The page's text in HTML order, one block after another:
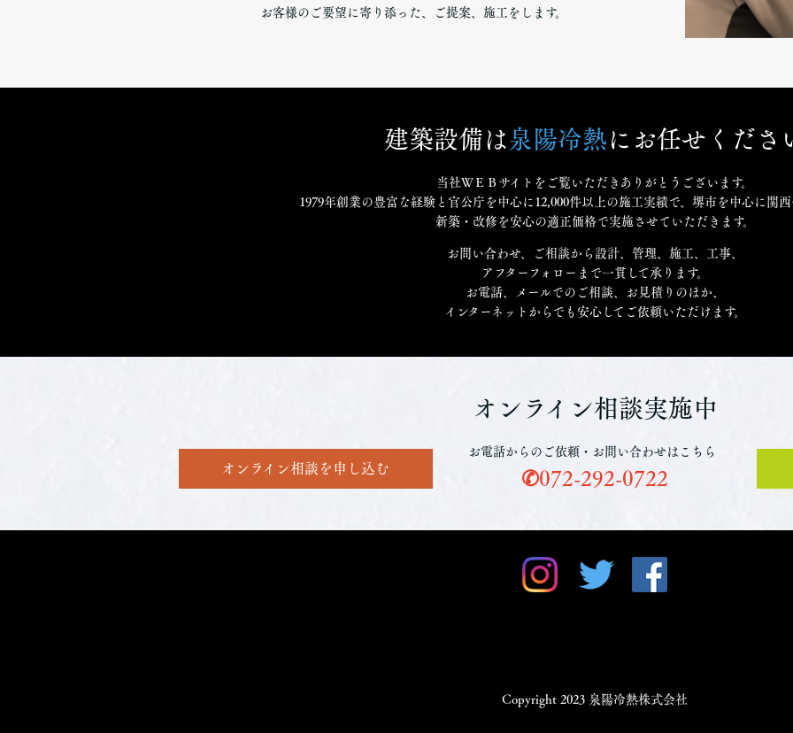
お客様のご要望に寄り添った、ご提案、施工をします。
建築設備は泉陽冷熱 にお任せくださ
当社ＷＥＢサイトをご覧いただきありがとうございます。
1979年創業の豊富な経験と官公庁を中心に12,000件以上の施工実績で、堺市を中心に関
新築・改修を安心の適正価格で実施させていただきます。
お問い合わせ、ご相談から設計、管理、施工、工事、
アフターフォローまで一貫して承ります。
お電話、メールでのご相談、お見積りのほか、
インターネットからでも安心してご依頼いただけます。
オンライン相談実施中
オンライン相談を申し込む
お電話からのご依頼・お問い合わせはこちら
✆072-292-0722
Copyright 2023 泉陽冷熱株式会社